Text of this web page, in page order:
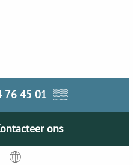
76 45 01 ▒▒
ons